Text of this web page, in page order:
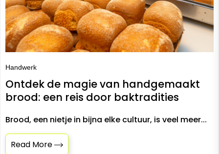
Handwerk
Ontdek de magie van handgemaakt
brood: een reis door baktradities
Brood, een nietje in bijna elke cultuur, is veel meer...
Read More